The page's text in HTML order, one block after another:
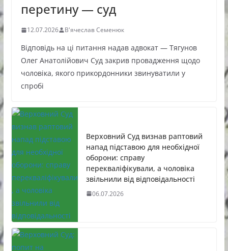
перетину — суд
12.07.2026 В'ячеслав Семенюк
Відповідь на ці питання надав адвокат — Тягунов
Олег Анатолійович Суд закрив провадження щодо
чоловіка, якого прикордонники звинуватили у
спробі
Верховний Суд визнав раптовий
напад підставою для необхідної
оборони: справу
перекваліфікували, а чоловіка
звільнили від відповідальності
06.07.2026